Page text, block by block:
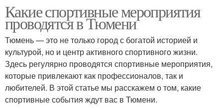
Какие спортивные мероприятия
проводятся в Тюмени
Тюмень — это не только город с богатой историей и
культурой, но и центр активного спортивного жизни.
Здесь регулярно проводятся спортивные мероприятия,
которые привлекают как профессионалов, так и
любителей. В этой статье мы расскажем о том, какие
спортивные события ждут вас в Тюмени.